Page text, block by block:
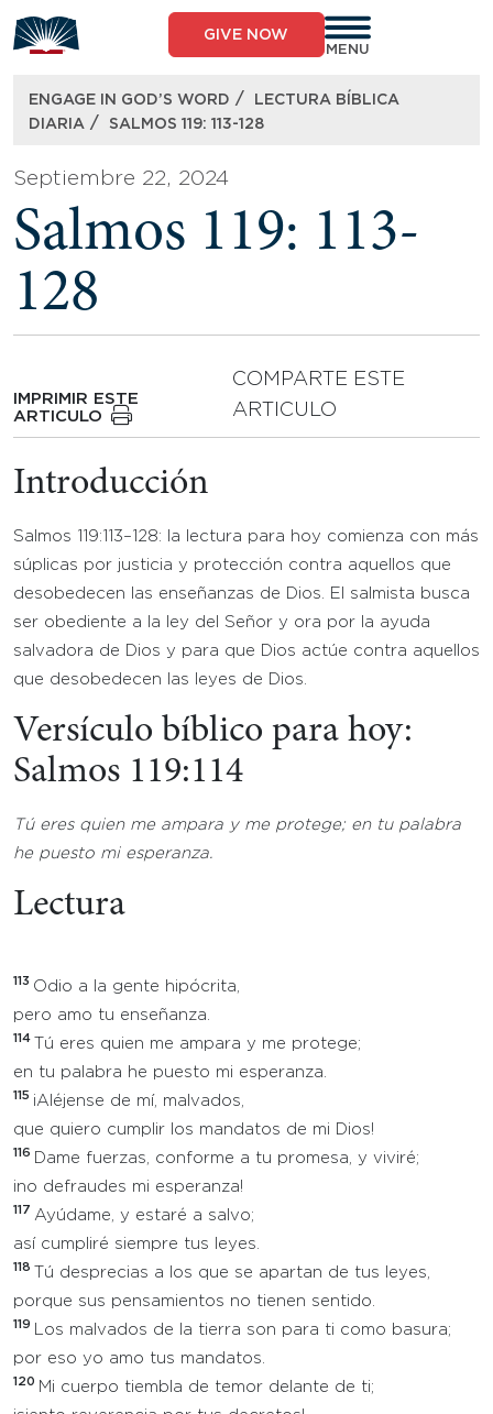
to
content
GIVE NOW
MENU
ENGAGE IN GOD’S WORD /
LECTURA BÍBLICA
DIARIA / SALMOS 119: 113-128
Septiembre 22, 2024
Salmos 119: 113-
128
IMPRIMIR ESTE
ARTICULO
COMPARTE ESTE
ARTICULO
Introducción
Salmos 119:113–128: la lectura para hoy comienza con más
súplicas por justicia y protección contra aquellos que
desobedecen las enseñanzas de Dios. El salmista busca
ser obediente a la ley del Señor y ora por la ayuda
salvadora de Dios y para que Dios actúe contra aquellos
que desobedecen las leyes de Dios.
Versículo bíblico para hoy:
Salmos 119:114
Tú eres quien me ampara y me protege; en tu palabra
he puesto mi esperanza.
Lectura
113 Odio a la gente hipócrita,
pero amo tu enseñanza.
114
Tú eres quien me ampara y me protege;
en tu palabra he puesto mi esperanza.
115 ¡Aléjense de mí, malvados,
que quiero cumplir los mandatos de mi Dios!
116
Dame fuerzas, conforme a tu promesa, y viviré;
¡no defraudes mi esperanza!
117 Ayúdame, y estaré a salvo;
así cumpliré siempre tus leyes.
118
Tú desprecias a los que se apartan de tus leyes,
porque sus pensamientos no tienen sentido.
119
Los malvados de la tierra son para ti como basura;
por eso yo amo tus mandatos.
120 Mi cuerpo tiembla de temor delante de ti;